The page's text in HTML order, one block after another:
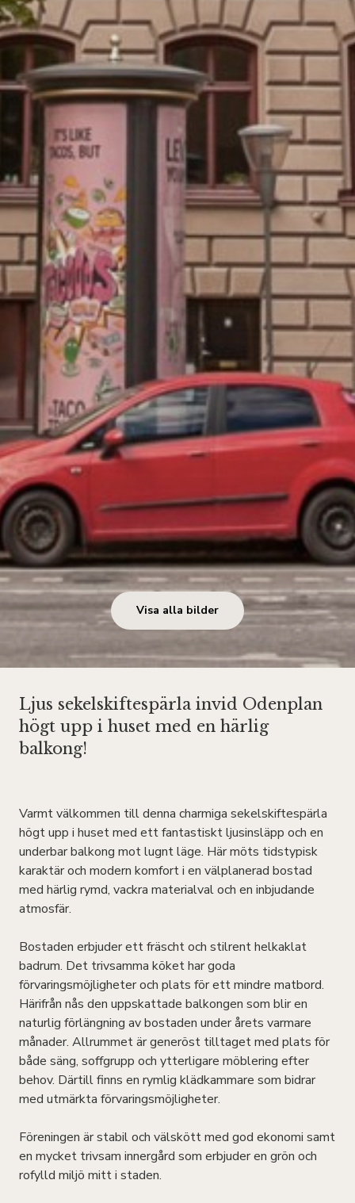
Visa alla bilder
Ljus sekelskiftespärla invid Odenplan
högt upp i huset med en härlig
balkong!
Varmt välkommen till denna charmiga sekelskiftespärla
högt upp i huset med ett fantastiskt ljusinsläpp och en
underbar balkong mot lugnt läge. Här möts tidstypisk
karaktär och modern komfort i en välplanerad bostad
med härlig rymd, vackra materialval och en inbjudande
atmosfär.
Bostaden erbjuder ett fräscht och stilrent helkaklat
badrum. Det trivsamma köket har goda
förvaringsmöjligheter och plats för ett mindre matbord.
Härifrån nås den uppskattade balkongen som blir en
naturlig förlängning av bostaden under årets varmare
månader. Allrummet är generöst tilltaget med plats för
både säng, soffgrupp och ytterligare möblering efter
behov. Därtill finns en rymlig klädkammare som bidrar
med utmärkta förvaringsmöjligheter.
Föreningen är stabil och välskött med god ekonomi samt
en mycket trivsam innergård som erbjuder en grön och
rofylld miljö mitt i staden.